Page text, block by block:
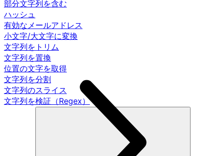
部分文字列を含む
ハッシュ
有効なメールアドレス
小文字/大文字に変換
文字列をトリム
文字列を置換
位置の文字を取得
文字列を分割
文字列のスライス
文字列を検証（Regex）